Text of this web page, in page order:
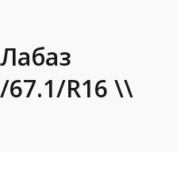
67.1/R16 \\